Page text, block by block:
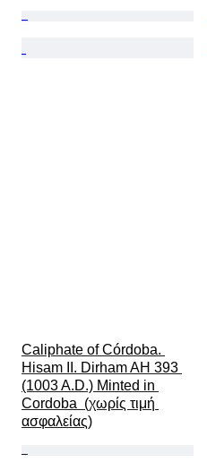
Caliphate of Córdoba.
Hisam II. Dirham AH 393
(1003 A.D.) Minted in
Cordoba  (χωρίς τιμή
ασφαλείας)